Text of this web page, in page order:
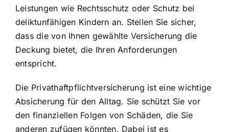
Leistungen wie Rechtsschutz oder Schutz bei
deliktunfähigen Kindern an. Stellen Sie sicher,
dass die von Ihnen gewählte Versicherung die
Deckung bietet, die Ihren Anforderungen
entspricht.
Die Privathaftpflichtversicherung ist eine wichtige
Absicherung für den Alltag. Sie schützt Sie vor
den finanziellen Folgen von Schäden, die Sie
anderen zufügen könnten. Dabei ist es